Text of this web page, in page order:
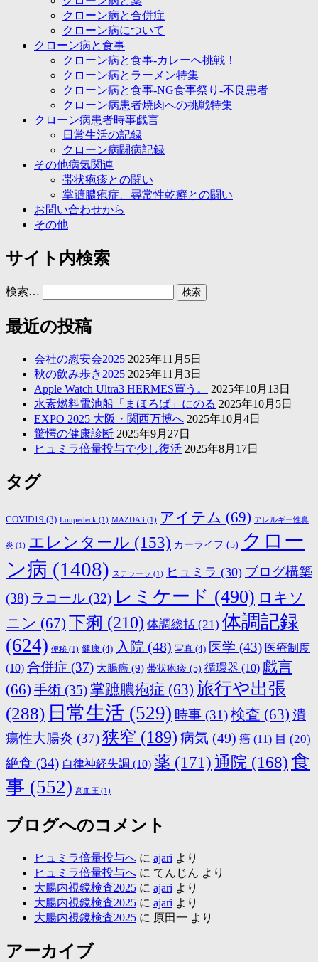
クローン病と合併症
クローン病について
クローン病と食事
クローン病と食事-カレーへ挑戦！
クローン病とラーメン特集
クローン病と食事-NG食事祭り-不良患者
クローン病患者焼肉への挑戦特集
クローン病患者時事戯言
日常生活の記録
クローン病闘病記録
その他病気関連
帯状疱疹との闘い
掌蹠膿疱症、尋常性乾癬との闘い
お問い合わせから
その他
サイト内検索
検索…
最近の投稿
会社の慰安会2025 2025年11月5日
秋の飲み歩き2025 2025年11月3日
Apple Watch Ultra3 HERMES買う。
2025年10月13日
水素燃料電池船「まほろば」にのる 2025年10月5日
EXPO 2025 大阪・関西万博へ 2025年10月4日
驚愕の健康診断 2025年9月27日
ヒュミラ倍量投与で少し復活 2025年8月17日
タグ
COVID19 (3) Loupedeck (1) MAZDA3 (1) アイテム (69) アレルギー性鼻
炎 (1) エレンタール (153) カーライフ (5) クロー
ン病 (1408) ステラーラ (1) ヒュミラ (30) ブログ構築
(38) ラコール (32) レミケード (490) ロキソ
ニン (67) 下痢 (210) 体調総括 (21) 体調記録
(624) 便秘 (1) 健康 (4) 入院 (48) 写真 (4) 医学 (43) 医療制度
(10) 合併症 (37) 大腸癌 (9) 帯状疱疹 (5) 循環器 (10) 戯言
(66) 手術 (35)掌蹠膿疱症 (63) 旅行や出張
(288) 日常生活 (529) 時事 (31)検査 (63) 潰
瘍性大腸炎 (37)狭窄 (189) 病気 (49) 癌 (11) 目 (20)
絶食 (34) 自律神経失調 (10) 薬 (171)通院 (168)食
事 (552) 高血圧 (1)
ブログへのコメント
ヒュミラ倍量投与へ に ajari より
ヒュミラ倍量投与へ に てんじん より
大腸内視鏡検査2025 に ajari より
大腸内視鏡検査2025 に ajari より
大腸内視鏡検査2025 に 原田一 より
アーカイブ